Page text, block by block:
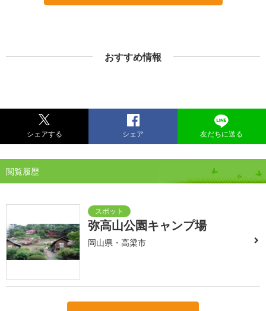
おすすめ情報
シェアする シェア 友だちに送る
閲覧履歴
弥高山公園キャンプ場
岡山県・高梁市